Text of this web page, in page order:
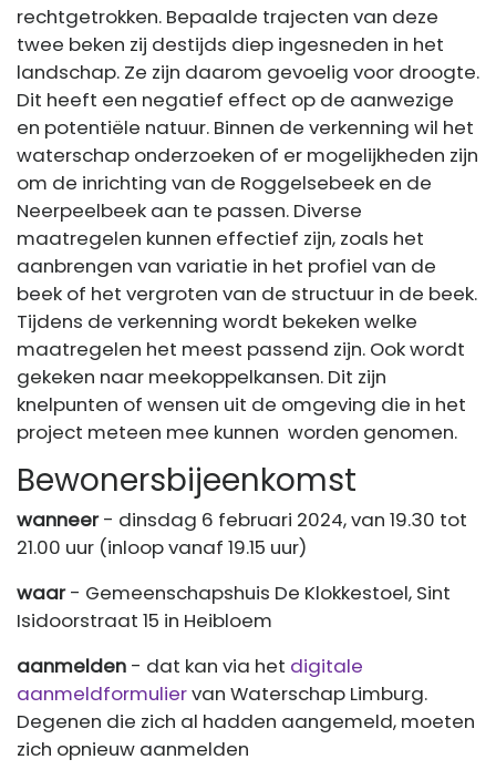
rechtgetrokken. Bepaalde trajecten van deze
twee beken zij destijds diep ingesneden in het
landschap. Ze zijn daarom gevoelig voor droogte.
Dit heeft een negatief effect op de aanwezige
en potentiële natuur. Binnen de verkenning wil het
waterschap onderzoeken of er mogelijkheden zijn
om de inrichting van de Roggelsebeek en de
Neerpeelbeek aan te passen. Diverse
maatregelen kunnen effectief zijn, zoals het
aanbrengen van variatie in het profiel van de
beek of het vergroten van de structuur in de beek.
Tijdens de verkenning wordt bekeken welke
maatregelen het meest passend zijn. Ook wordt
gekeken naar meekoppelkansen. Dit zijn
knelpunten of wensen uit de omgeving die in het
project meteen mee kunnen worden genomen.
Bewonersbijeenkomst
wanneer- dinsdag 6 februari 2024, van 19.30 tot
21.00 uur (inloop vanaf 19.15 uur)
waar- Gemeenschapshuis De Klokkestoel, Sint
Isidoorstraat 15 in Heibloem
aanmelden - dat kan via het digitale
aanmeldformuliervan Waterschap Limburg.
Degenen die zich al hadden aangemeld, moeten
zich opnieuw aanmelden